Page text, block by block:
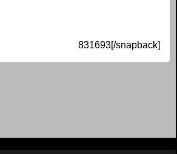
831693[/snapback]